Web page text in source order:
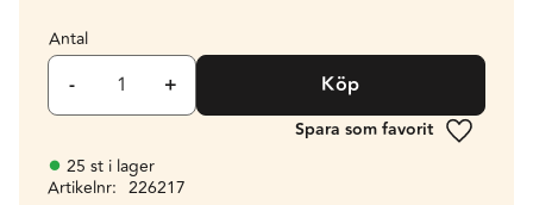
Antal
+
- Köp
Lägg till
25 st i lager
Artikelnr
226217